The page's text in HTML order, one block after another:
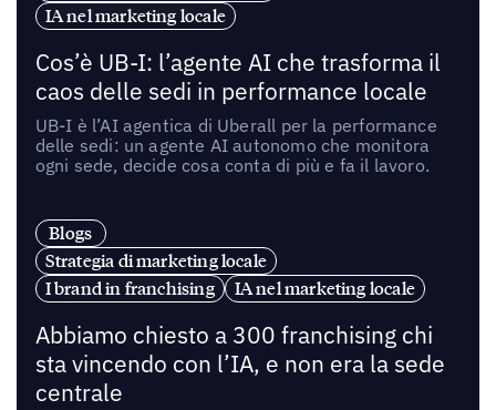
IA nel marketing locale
Cos’è UB-I: l’agente AI che trasforma il
caos delle sedi in performance locale
UB-I è l’AI agentica di Uberall per la performance
delle sedi: un agente AI autonomo che monitora
ogni sede, decide cosa conta di più e fa il lavoro.
Blogs
Strategia di marketing locale
I brand in franchising
IA nel marketing locale
Abbiamo chiesto a 300 franchising chi
sta vincendo con l’IA, e non era la sede
centrale